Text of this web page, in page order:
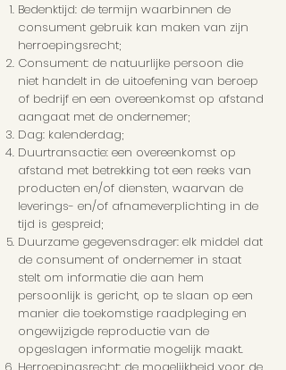
Bedenktijd: de termijn waarbinnen de
consument gebruik kan maken van zijn
herroepingsrecht;
Consument: de natuurlijke persoon die
niet handelt in de uitoefening van beroep
of bedrijf en een overeenkomst op afstand
aangaat met de ondernemer;
Dag: kalenderdag;
Duurtransactie: een overeenkomst op
afstand met betrekking tot een reeks van
producten en/of diensten, waarvan de
leverings- en/of afnameverplichting in de
tijd is gespreid;
Duurzame gegevensdrager: elk middel dat
de consument of ondernemer in staat
stelt om informatie die aan hem
persoonlijk is gericht, op te slaan op een
manier die toekomstige raadpleging en
ongewijzigde reproductie van de
opgeslagen informatie mogelijk maakt.